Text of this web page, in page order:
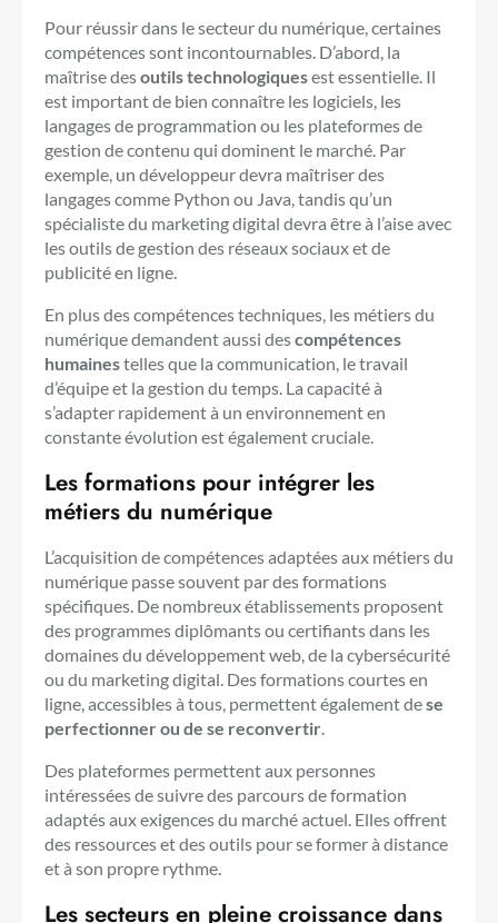
Pour réussir dans le secteur du numérique, certaines
compétences sont incontournables. D’abord, la
maîtrise desoutils technologiquesest essentielle. Il
est important de bien connaître les logiciels, les
langages de programmation ou les plateformes de
gestion de contenu qui dominent le marché. Par
exemple, un développeur devra maîtriser des
langages comme Python ou Java, tandis qu’un
spécialiste du marketing digital devra être à l’aise avec
les outils de gestion des réseaux sociaux et de
publicité en ligne.
En plus des compétences techniques, les métiers du
numérique demandent aussi descompétences
humainestelles que la communication, le travail
d’équipe et la gestion du temps. La capacité à
s’adapter rapidement à un environnement en
constante évolution est également cruciale.
Les formations pour intégrer les
métiers du numérique
L’acquisition de compétences adaptées aux métiers du
numérique passe souvent par des formations
spécifiques. De nombreux établissements proposent
des programmes diplômants ou certifiants dans les
domaines du développement web, de la cybersécurité
ou du marketing digital. Des formations courtes en
ligne, accessibles à tous, permettent également dese
perfectionner ou de se reconvertir.
Des plateformes permettent aux personnes
intéressées de suivre des parcours de formation
adaptés aux exigences du marché actuel. Elles offrent
des ressources et des outils pour se former à distance
et à son propre rythme.
Les secteurs en pleine croissance dans